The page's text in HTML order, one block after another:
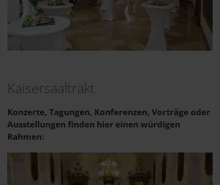
Kaisersaaltrakt
Konzerte, Tagungen, Konferenzen, Vorträge oder
Ausstellungen finden hier einen würdigen
Rahmen: